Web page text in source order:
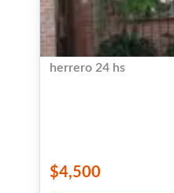
herrero 24 hs
$4,500